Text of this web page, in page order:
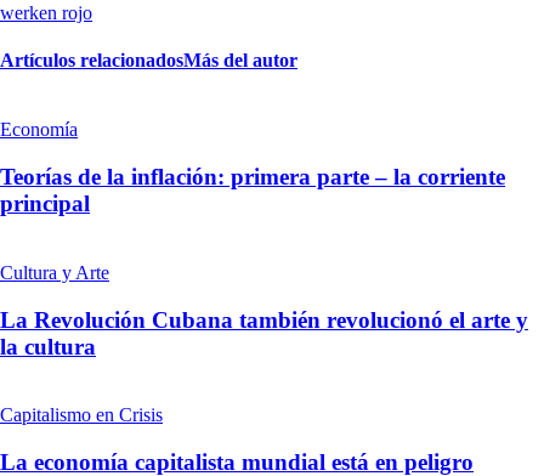
werken rojo
Artículos relacionadosMás del autor
Economía
Teorías de la inflación: primera parte – la corriente
principal
Cultura y Arte
La Revolución Cubana también revolucionó el arte y
la cultura
Capitalismo en Crisis
La economía capitalista mundial está en peligro